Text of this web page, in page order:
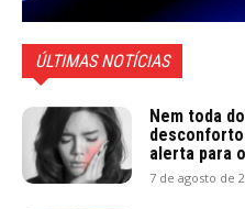
ÚLTIMAS NOTÍCIAS
Nem toda
desconforto
alerta para
7 de agosto de